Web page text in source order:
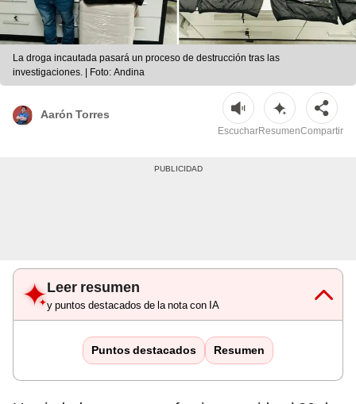
La droga incautada pasará un proceso de destrucción tras las
investigaciones. | Foto: Andina
Aarón Torres
EscucharResumenCompartir
Leer resumen
y puntos destacados de la nota con IA
Puntos destacados Resumen